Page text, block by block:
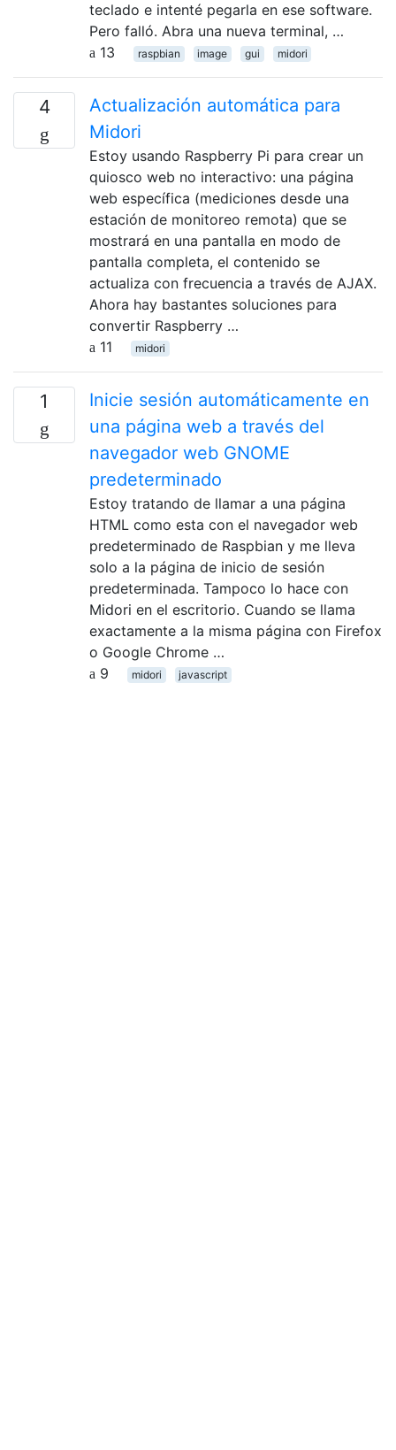
teclado e intenté pegarla en ese software.
Pero falló. Abra una nueva terminal, …
13
raspbian image gui midori
4
Actualización automática para
Midori
Estoy usando Raspberry Pi para crear un
quiosco web no interactivo: una página
web específica (mediciones desde una
estación de monitoreo remota) que se
mostrará en una pantalla en modo de
pantalla completa, el contenido se
actualiza con frecuencia a través de AJAX.
Ahora hay bastantes soluciones para
convertir Raspberry …
11
midori
1
Inicie sesión automáticamente en
una página web a través del
navegador web GNOME
predeterminado
Estoy tratando de llamar a una página
HTML como esta con el navegador web
predeterminado de Raspbian y me lleva
solo a la página de inicio de sesión
predeterminada. Tampoco lo hace con
Midori en el escritorio. Cuando se llama
exactamente a la misma página con Firefox
o Google Chrome …
9
midori javascript